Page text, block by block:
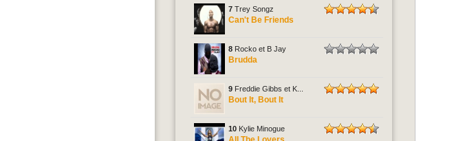
7 Trey Songz
Can't Be Friends
8 Rocko et B Jay
Brudda
9 Freddie Gibbs et K...
Bout It, Bout It
10 Kylie Minogue